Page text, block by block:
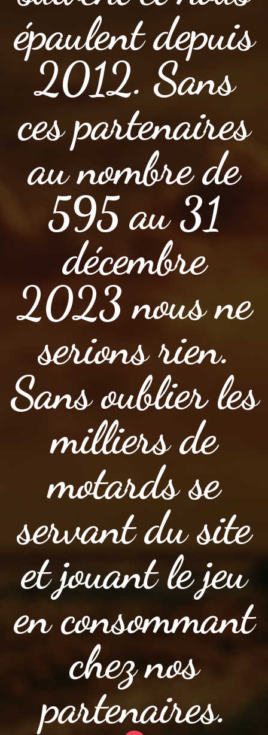
épaulent depuis
2012. Sans
ces partenaires
au nombre de
595 au 31
décembre
2023 nous ne
serions rien.
Sans oublier les
milliers de
motards se
servant du site
et jouant le jeu
en consommant
chez nos
partenaires.